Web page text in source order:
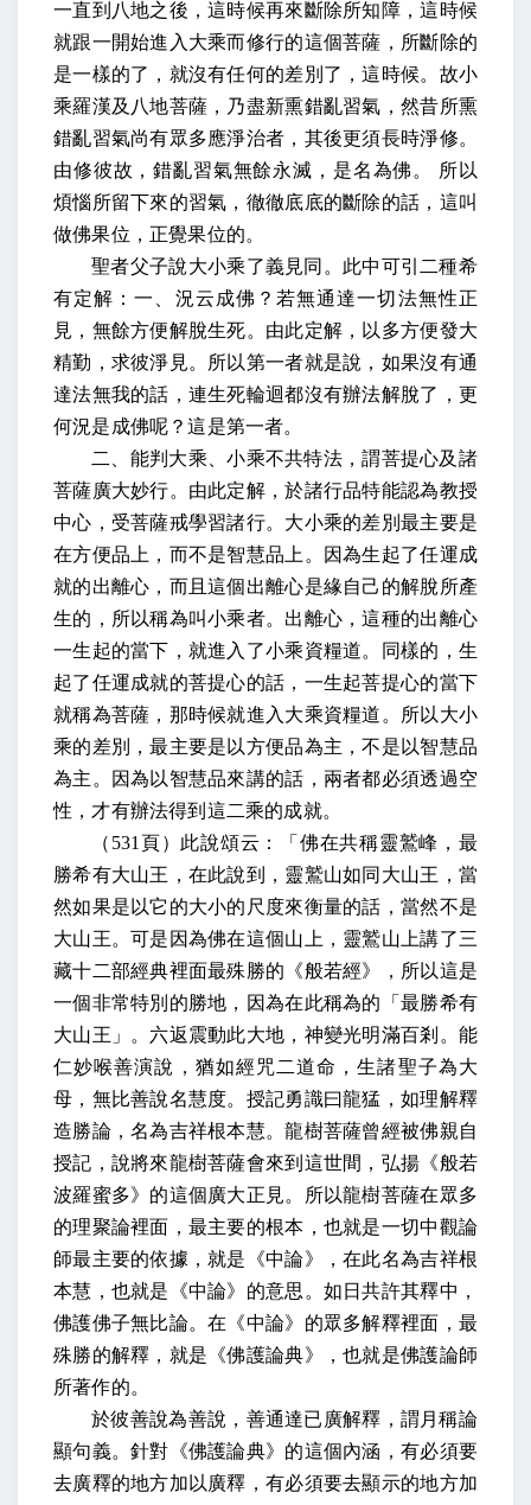
一直到八地之後，這時候再來斷除所知障，這時候
就跟一開始進入大乘而修行的這個菩薩，所斷除的
是一樣的了，就沒有任何的差別了，這時候。故小
乘羅漢及八地菩薩，乃盡新熏錯亂習氣，然昔所熏
錯亂習氣尚有眾多應淨治者，其後更須長時淨修。
由修彼故，錯亂習氣無餘永滅，是名為佛。
所以
煩惱所留下來的習氣，徹徹底底的斷除的話，這叫
做佛果位，正覺果位的。
聖者父子說大小乘了義見同。此中可引二種希
有定解：一、況云成佛？若無通達一切法無性正
見，無餘方便解脫生死。由此定解，以多方便發大
精勤，求彼淨見。所以第一者就是說，如果沒有通
達法無我的話，連生死輪迴都沒有辦法解脫了，更
何況是成佛呢？這是第一者。
二、能判大乘、小乘不共特法，謂菩提心及諸
菩薩廣大妙行。由此定解，於諸行品特能認為教授
中心，受菩薩戒學習諸行。大小乘的差別最主要是
在方便品上，而不是智慧品上。因為生起了任運成
就的出離心，而且這個出離心是緣自己的解脫所產
生的，所以稱為叫小乘者。出離心，這種的出離心
一生起的當下，就進入了小乘資糧道。同樣的，生
起了任運成就的菩提心的話，一生起菩提心的當下
就稱為菩薩，那時候就進入大乘資糧道。所以大小
乘的差別，最主要是以方便品為主，不是以智慧品
為主。因為以智慧品來講的話，兩者都必須透過空
性，才有辦法得到這二乘的成就。
（ 531 頁）此說頌云：「佛在共稱靈鷲峰，最
勝希有大山王，在此說到，靈鷲山如同大山王，當
然如果是以它的大小的尺度來衡量的話，當然不是
大山王。可是因為佛在這個山上，靈鷲山上講了三
藏十二部經典裡面最殊勝的《般若經》，所以這是
一個非常特別的勝地，因為在此稱為的「最勝希有
大山王」。六返震動此大地，神變光明滿百剎。能
仁妙喉善演說，猶如經咒二道命，生諸聖子為大
母，無比善說名慧度。授記勇識曰龍猛，如理解釋
造勝論，名為吉祥根本慧。龍樹菩薩曾經被佛親自
授記，說將來龍樹菩薩會來到這世間，弘揚《般若
波羅蜜多》的這個廣大正見。所以龍樹菩薩在眾多
的理聚論裡面，最主要的根本，也就是一切中觀論
師最主要的依據，就是《中論》，在此名為吉祥根
本慧，也就是《中論》的意思。如日共許其釋中，
佛護佛子無比論。在《中論》的眾多解釋裡面，最
殊勝的解釋，就是《佛護論典》，也就是佛護論師
所著作的。
於彼善說為善說，善通達已廣解釋，謂月稱論
顯句義。針對《佛護論典》的這個內涵，有必須要
去廣釋的地方加以廣釋，有必須要去顯示的地方加